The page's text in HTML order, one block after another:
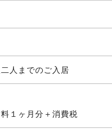
人までのご入居
１ヶ月分＋消費税